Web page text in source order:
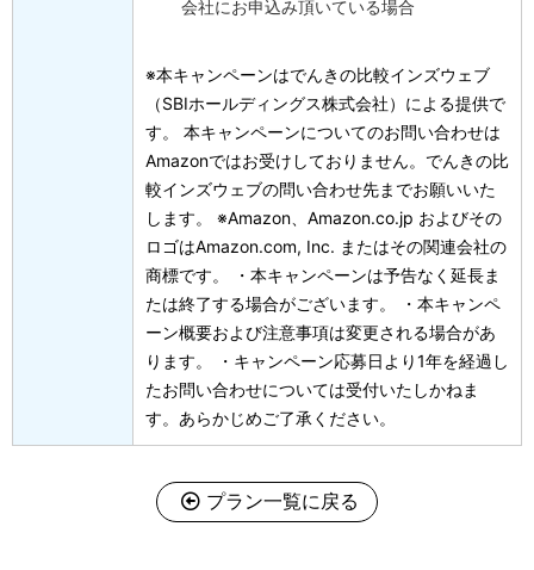
会社にお申込み頂いている場合
※本キャンペーンはでんきの比較インズウェブ
（SBIホールディングス株式会社）による提供で
す。 本キャンペーンについてのお問い合わせは
Amazonではお受けしておりません。でんきの比
較インズウェブの問い合わせ先までお願いいた
します。 ※Amazon、Amazon.co.jp およびその
ロゴはAmazon.com, Inc. またはその関連会社の
商標です。 ・本キャンペーンは予告なく延長ま
たは終了する場合がございます。
・本キャンペ
ーン概要および注意事項は変更される場合があ
ります。
・キャンペーン応募日より1年を経過し
たお問い合わせについては受付いたしかねま
す。あらかじめご了承ください。
プラン一覧に戻る